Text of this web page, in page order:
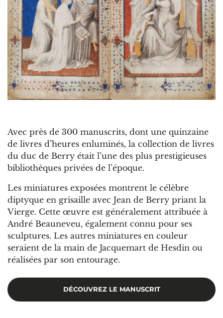
Avec près de 300 manuscrits, dont une quinzaine
de livres d’heures enluminés, la collection de livres
du duc de Berry était l’une des plus prestigieuses
bibliothèques privées de l’époque.
Les miniatures exposées montrent le célèbre
diptyque en grisaille avec Jean de Berry priant la
Vierge. Cette œuvre est généralement attribuée à
André Beauneveu, également connu pour ses
sculptures. Les autres miniatures en couleur
seraient de la main de Jacquemart de Hesdin ou
réalisées par son entourage.
DÉCOUVREZ LE MANUSCRIT